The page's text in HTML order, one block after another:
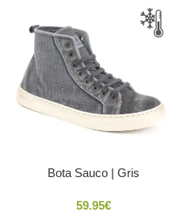
Bota Sauco | Gris
59.95€